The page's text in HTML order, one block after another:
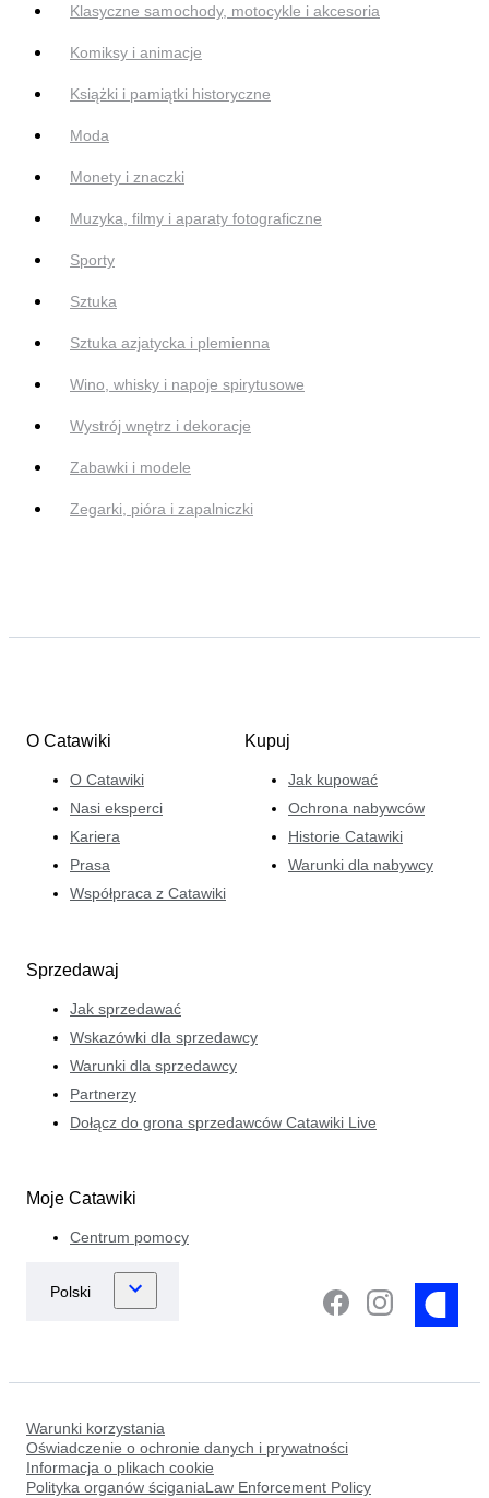
Klasyczne samochody, motocykle i akcesoria
Komiksy i animacje
Książki i pamiątki historyczne
Moda
Monety i znaczki
Muzyka, filmy i aparaty fotograficzne
Sporty
Sztuka
Sztuka azjatycka i plemienna
Wino, whisky i napoje spirytusowe
Wystrój wnętrz i dekoracje
Zabawki i modele
Zegarki, pióra i zapalniczki
O Catawiki
O Catawiki
Nasi eksperci
Kariera
Prasa
Współpraca z Catawiki
Kupuj
Jak kupować
Ochrona nabywców
Historie Catawiki
Warunki dla nabywcy
Sprzedawaj
Jak sprzedawać
Wskazówki dla sprzedawcy
Warunki dla sprzedawcy
Partnerzy
Dołącz do grona sprzedawców Catawiki Live
Moje Catawiki
Centrum pomocy
Warunki korzystania
Oświadczenie o ochronie danych i prywatności
Informacja o plikach cookie
Polityka organów ściganiaLaw Enforcement Policy